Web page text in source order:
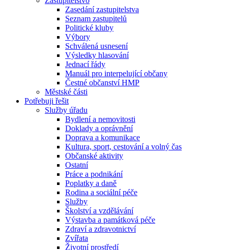
Zasedání zastupitelstva
Seznam zastupitelů
Politické kluby
Výbory
Schválená usnesení
Výsledky hlasování
Jednací řády
Manuál pro interpelující občany
Čestné občanství HMP
Městské části
Potřebuji řešit
Služby úřadu
Bydlení a nemovitosti
Doklady a oprávnění
Doprava a komunikace
Kultura, sport, cestování a volný čas
Občanské aktivity
Ostatní
Práce a podnikání
Poplatky a daně
Rodina a sociální péče
Služby
Školství a vzdělávání
Výstavba a památková péče
Zdraví a zdravotnictví
Zvířata
Životní prostředí